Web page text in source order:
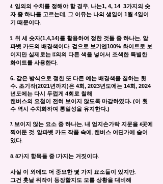
4. 임의의 수치를 정해야 할 경우, 나는1, 4, 14 3가지의 숫
자 중 하나를 고르는데, 그 이유는 나의 생일이
1월 4일이
기 때문이다.
5. 위 세 숫자(1,4,14)를 활용하여 정한 것들 중 하나는, 알
파벳 카드의 배경색이다. 겉으로 보기엔100% 화이트로 보
이지만 실제로는 1%의의 다른 색을 넣어서 조색한 특별한
화이트를 사용한다.
6. 같은 방식으로 정한 또 다른 예는 배경색을 칠하는 횟
수. 초기작(2021년까지)은 4회, 2023년도에는 14회, 2024
년도에는 다시 두껍게 4회로 칠해
캔버스의 요철이 전혀 보이지 않도록 마감하였다. (이 횟
수 역시 수치화하여 통일성을 유지한다.)
7. 보이지 않는 요소 중 하나는, 내 엄지손가락 지문을 4곳에
찍어둔 것. 알파벳 카드 작품 속에, 캔버스 어딘가에 숨어
있다.
8. 8가지 항목들 중 1가지는 거짓이다.
사실 이 외에도 더 중요한 몇 가지 요소들이 있지만,
그건 훗날 위작이 등장할지도 모를 상황을 대비해